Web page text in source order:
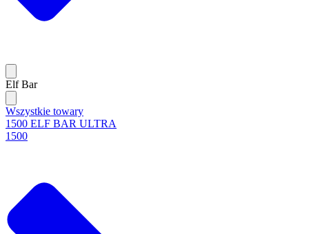
Elf Bar
Wszystkie towary
1500 ELF BAR ULTRA
1500